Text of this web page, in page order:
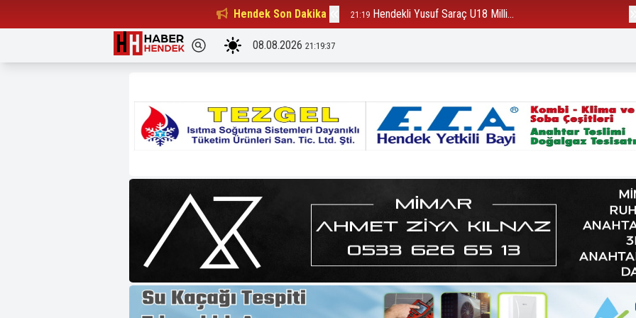
Hendek Son Dakika
Beşiktaşlılar Derneği Başkanı... 21:19 Hendekli Yusuf Saraç U18 Milli...
08.08.2026 21:19:38